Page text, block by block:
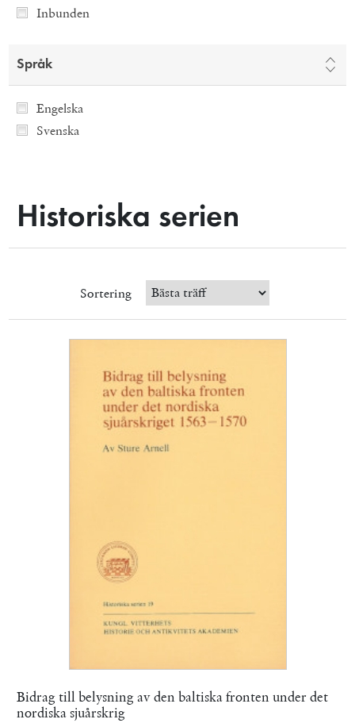
Inbunden
Språk
Engelska
Svenska
Historiska serien
Sortering
Bidrag till belysning av den baltiska fronten under det
nordiska sjuårskrig